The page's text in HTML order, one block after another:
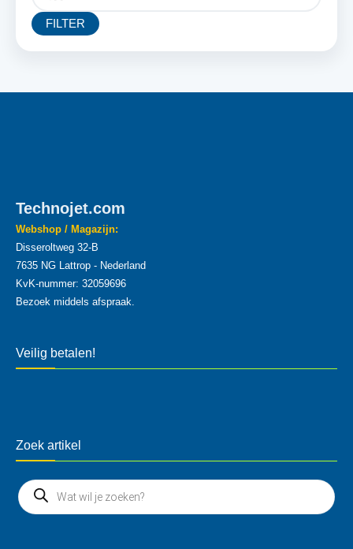
FILTER
Technojet.com
Webshop / Magazijn:
Disseroltweg 32-B
7635 NG Lattrop - Nederland
KvK-nummer: 32059696
Bezoek middels afspraak.
Veilig betalen!
Zoek artikel